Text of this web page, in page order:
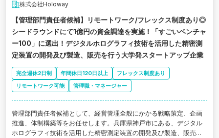
株式会社Holoway
【管理部門責任者候補】リモートワーク/フレックス制度あり◎
シードラウンドにて1億円の資金調達を実施！「すごいベンチャ
ー100」に選出！デジタルホログラフィ技術を活用した精密測
定装置の開発及び製造、販売を行う大学発スタートアップ企業
完全週休2日制 年間休日120日以上
フレックス制度あり
リモートワーク可能
管理職・マネージャー
管理部門責任者候補として、経営管理全般にかかる戦略策定、企画
推進、体制構築等をお任せします。兵庫県神戸市にある、デジタル
ホログラフィ技術を活用した精密測定装置の開発及び製造、販売を